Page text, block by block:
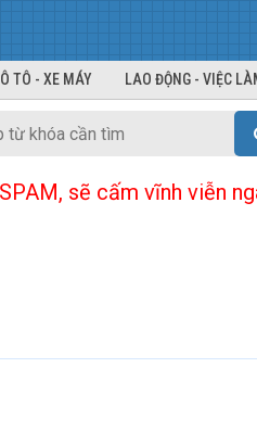
Ô TÔ - XE MÁY LAO ĐỘNG - VIỆC
sẽ cấm vĩnh viễn